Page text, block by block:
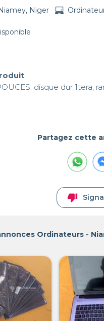
Niger
disque dur 1tera,
Partagez cette
thumb_down
Ordinateurs -